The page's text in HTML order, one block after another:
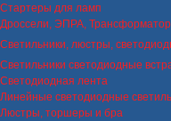
Стартеры для ламп
Дроссели, ЭПРА,
Светильники, люстры,
Светильники светодиодные
Светодиодная лента
Линейные светодиодные
Люстры, торшеры и бра